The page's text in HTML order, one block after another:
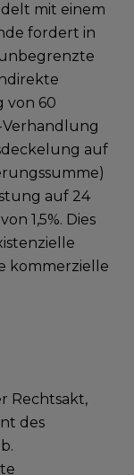
mit einem
fordert in
von 60
Verhandlung
auf
auf 24
1,5%. Dies
kommerzielle
Rechtsakt,
des